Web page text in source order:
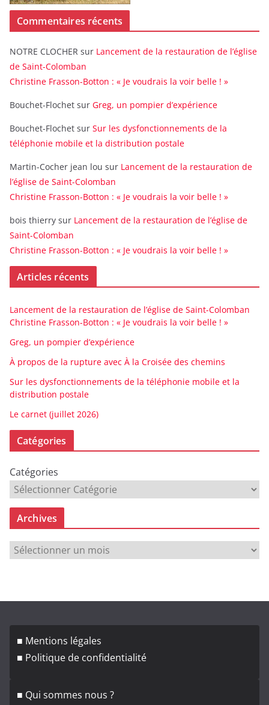
Commentaires récents
NOTRE CLOCHER sur Lancement de la restauration de l’église
de Saint-Colomban
Christine Frasson-Botton : « Je voudrais la voir belle ! »
Bouchet-Flochet sur Greg, un pompier d’expérience
Bouchet-Flochet sur Sur les dysfonctionnements de la
téléphonie mobile et la distribution postale
Martin-Cocher jean lou sur Lancement de la restauration de
l’église de Saint-Colomban
Christine Frasson-Botton : « Je voudrais la voir belle ! »
bois thierry sur Lancement de la restauration de l’église de
Saint-Colomban
Christine Frasson-Botton : « Je voudrais la voir belle ! »
Articles récents
Lancement de la restauration de l’église de Saint-Colomban
Christine Frasson-Botton : « Je voudrais la voir belle ! »
Greg, un pompier d’expérience
À propos de la rupture avec À la Croisée des chemins
Sur les dysfonctionnements de la téléphonie mobile et la
distribution postale
Le carnet (juillet 2026)
Catégories
Catégories
Archives
A
h
■ Mentions légales
■ Politique de confidentialité
■ Qui sommes nous ?